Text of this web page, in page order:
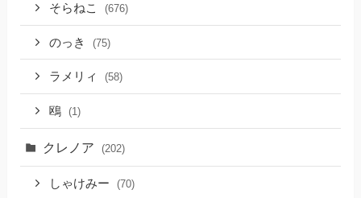
そらねこ (676)
のっき (75)
ラメリィ (58)
鴎 (1)
クレノア (202)
しゃけみー (70)